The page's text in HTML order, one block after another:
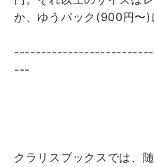
か、ゆうパック(900円〜)
---
クラリスブックスでは、